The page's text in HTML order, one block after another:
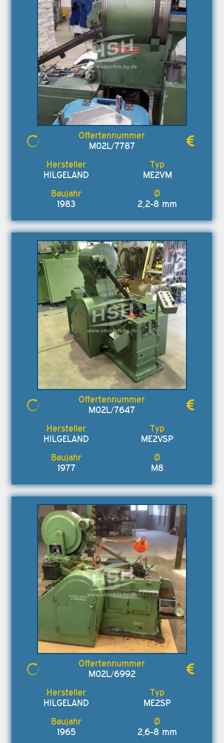
M02L/7787
HILGELAND ME2VM
1983 2,2-8 mm
M02L/7647
HILGELAND ME2VSP
1977 M8
M02L/6992
HILGELAND ME2SP
1965 2,6-8 mm